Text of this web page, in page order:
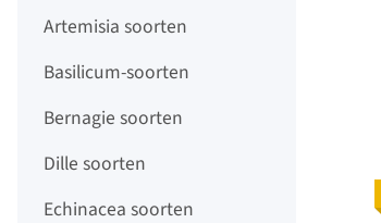
Artemisia soorten
Basilicum-soorten
Bernagie soorten
Dille soorten
Echinacea soorten